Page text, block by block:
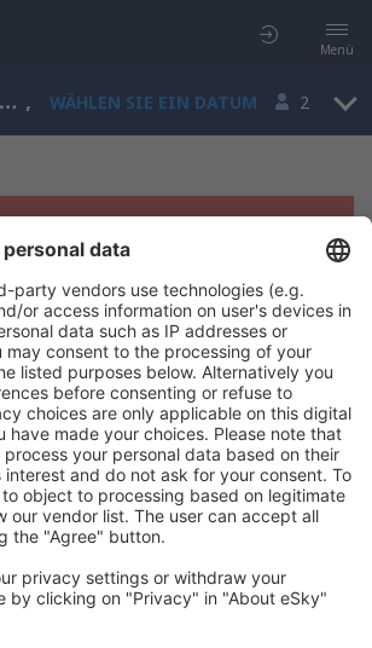
Menü
Istanbul, Istanbul, Türkei , WÄHLEN SIE EIN DATUM 2
wir können keine
Suche erneut mit anderen Suchkriterien.
Rechte vorbehalten.